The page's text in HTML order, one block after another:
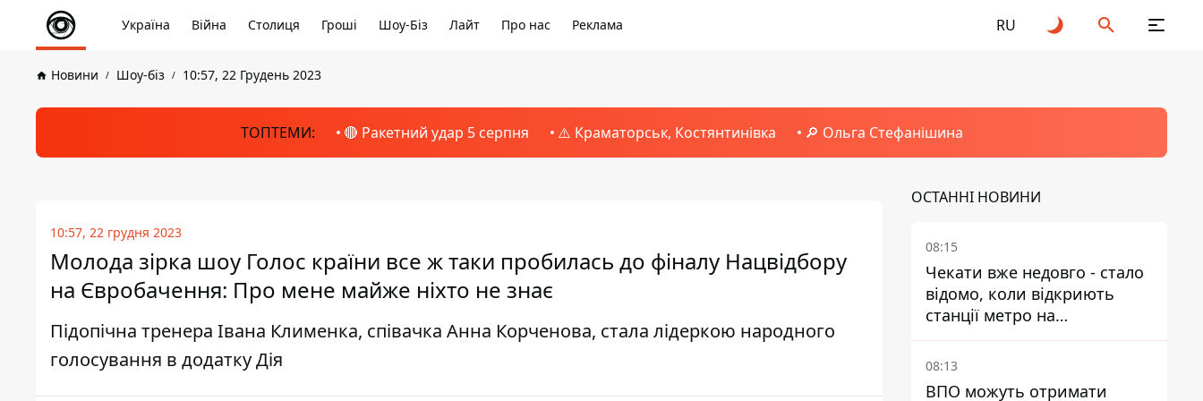
Україна Війна Столиця Гроші Шоу-Біз Лайт Про нас Реклама RU
Новини Шоу-біз 10:57, 22 Грудень 2023
ТОПТЕМИ: 🔴 Ракетний удар 5 серпня ⚠️ Краматорськ, Костянтинівка 🔎 Ольга Стефанішина
10:57, 22 грудня 2023
Молода зірка шоу Голос країни все ж таки пробилась до фіналу Нацвідбору
на Євробачення: Про мене майже ніхто не знає
Підопічна тренера Івана Клименка, співачка Анна Корченова, стала лідеркою народного
голосування в додатку Дія
ОСТАННІ НОВИНИ
08:15
Чекати вже недовго - стало
відомо, коли відкриють
станції метро на
Виноградарі
08:13
ВПО можуть отримати